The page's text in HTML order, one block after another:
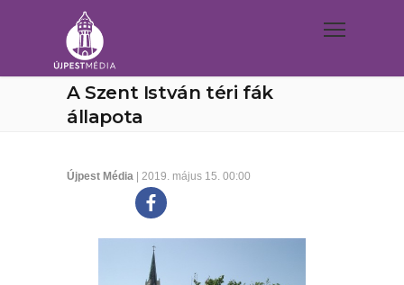
A Szent István téri fák
állapota
Újpest Média | 2019. május 15. 00:00